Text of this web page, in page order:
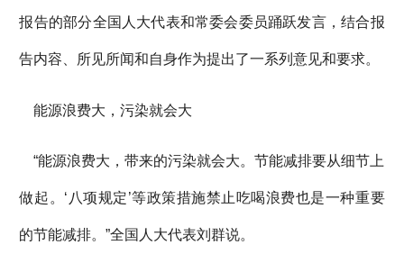
报告的部分全国人大代表和常委会委员踊跃发言，结合报
告内容、所见所闻和自身作为提出了一系列意见和要求。
能源浪费大，污染就会大
“能源浪费大，带来的污染就会大。节能减排要从细节上
做起。‘八项规定’等政策措施禁止吃喝浪费也是一种重要
的节能减排。”全国人大代表刘群说。